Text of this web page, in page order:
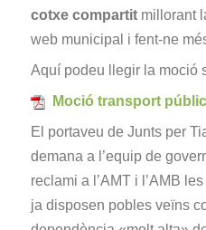
cotxe compartit millorant
web municipal i fent-ne
Aquí podeu llegir la moció
Moció transport públic
El portaveu de Junts per
demana a l’equip de
reclami a l’AMT i l’AMB
ja disposen pobles veïns